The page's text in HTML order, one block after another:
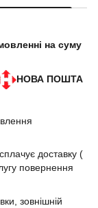
на суму
НОВА ПОШТА
доставку (
повернення
зовнішній